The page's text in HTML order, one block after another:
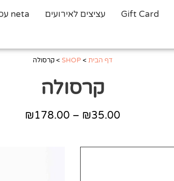
Gift Card עציצים לאירועים neta עסקים
דף הבית >
SHOP
>קרסולה
קרסולה
₪35.00
–
₪178.00